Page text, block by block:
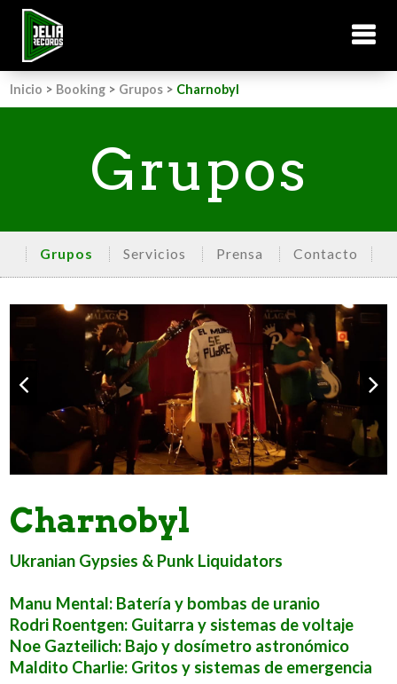
Inicio > Booking > Grupos > Charnobyl
Grupos
Grupos Servicios Prensa Contacto
Charnobyl
Ukranian Gypsies & Punk Liquidators
Manu Mental: Batería y bombas de uranio
Rodri Roentgen: Guitarra y sistemas de voltaje
Noe Gazteilich: Bajo y dosímetro astronómico
Maldito Charlie: Gritos y sistemas de emergencia